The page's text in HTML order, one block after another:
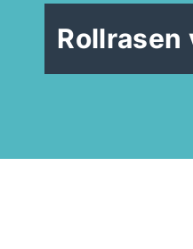
Rollrasen